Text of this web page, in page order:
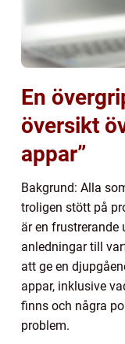
En
översikt
appar”
Bakgrund: Alla
troligen stött på
är en frustrerande
anledningar till
att ge en
appar, inklusive
finns och några
problem.